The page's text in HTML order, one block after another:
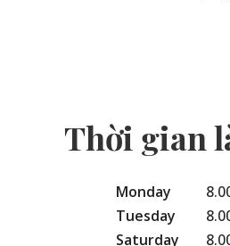
Thời gian
Monday
Tuesday
Saturday